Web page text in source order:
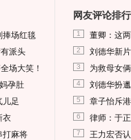
捧场红毯
派头
场大笑！
孕肚
足
衣
打麻将
网友评论排行
1 董卿：这
2 刘德华新
3 为救母女
4 刘德华扮
5 章子怡斥
6 律师：于
7 王力宏否